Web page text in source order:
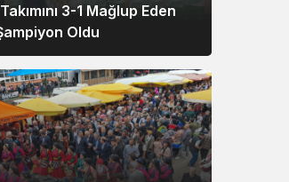
3-1 Mağlup Eden
Oldu